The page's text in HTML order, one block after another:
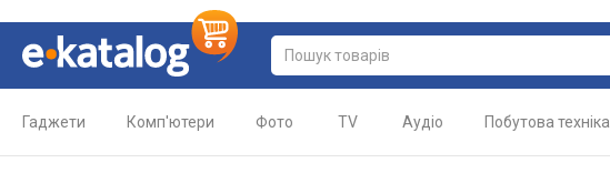
Гаджети Комп'ютери Фото TV Аудіо Побутова техніка